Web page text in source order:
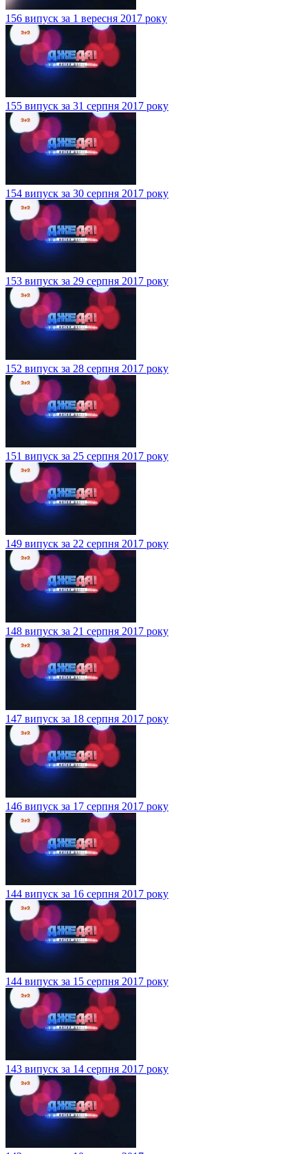
156 випуск за 1 вересня 2017 року
155 випуск за 31 серпня 2017 року
154 випуск за 30 серпня 2017 року
153 випуск за 29 серпня 2017 року
152 випуск за 28 серпня 2017 року
151 випуск за 25 серпня 2017 року
149 випуск за 22 серпня 2017 року
148 випуск за 21 серпня 2017 року
147 випуск за 18 серпня 2017 року
146 випуск за 17 серпня 2017 року
144 випуск за 16 серпня 2017 року
144 випуск за 15 серпня 2017 року
143 випуск за 14 серпня 2017 року